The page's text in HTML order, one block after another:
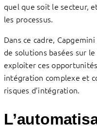
quel que soit le secteur,
les processus.
Dans ce cadre,
de solutions basées sur
exploiter ces
intégration complexe et
risques d’intégration.